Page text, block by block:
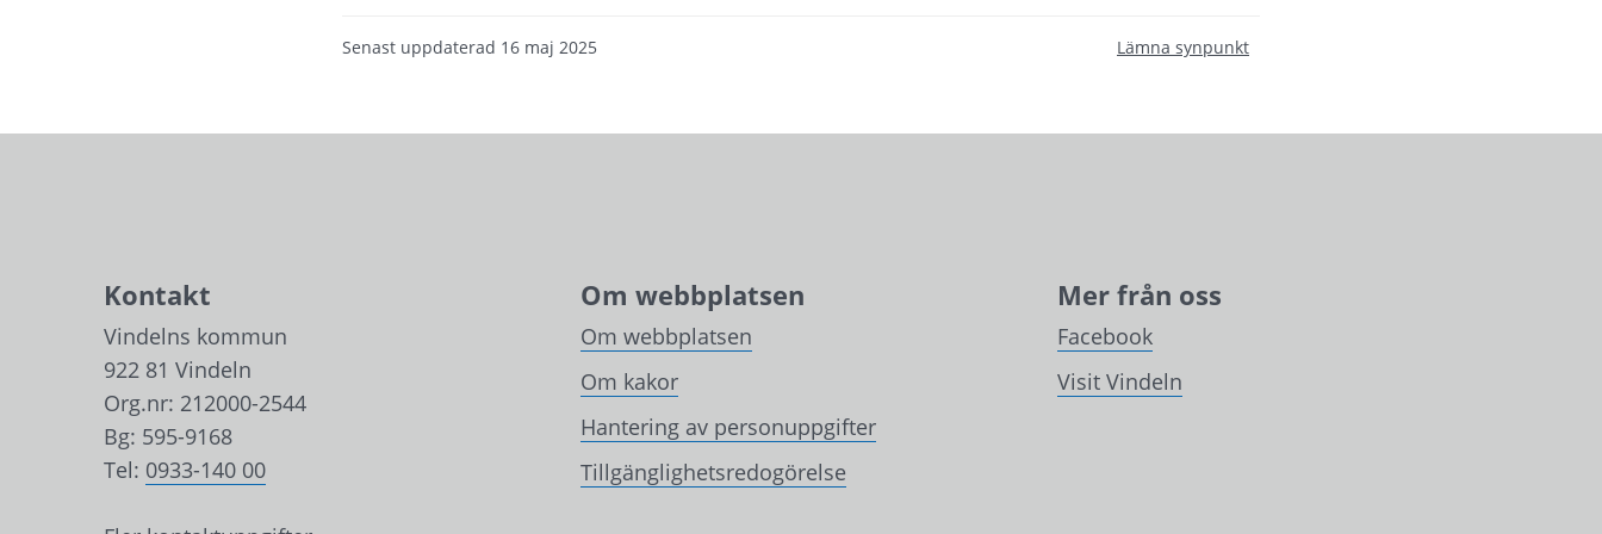
Senast uppdaterad 16 maj 2025 Lämna synpunkt
Kontakt
Vindelns kommun
922 81 Vindeln
Org.nr: 212000-2544
Bg: 595-9168
Tel: 0933-140 00
Om webbplatsen
Om webbplatsen
Om kakor
Hantering av personuppgifter
Tillgänglighetsredogörelse
Mer från oss
Facebook
Visit Vindeln